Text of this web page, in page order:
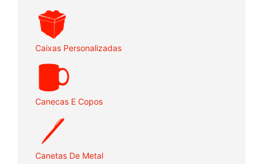
Caixas Personalizadas
Canecas E Copos
Canetas De Metal